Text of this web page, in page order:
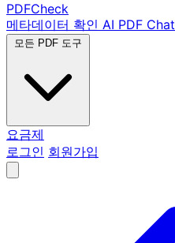
PDFCheck
메타데이터 확인 AI PDF Chat
모든 PDF 도구
요금제
로그인 회원가입